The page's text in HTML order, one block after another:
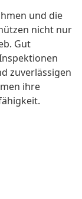
und die
nicht nur
Gut
zuverlässigen
ihre